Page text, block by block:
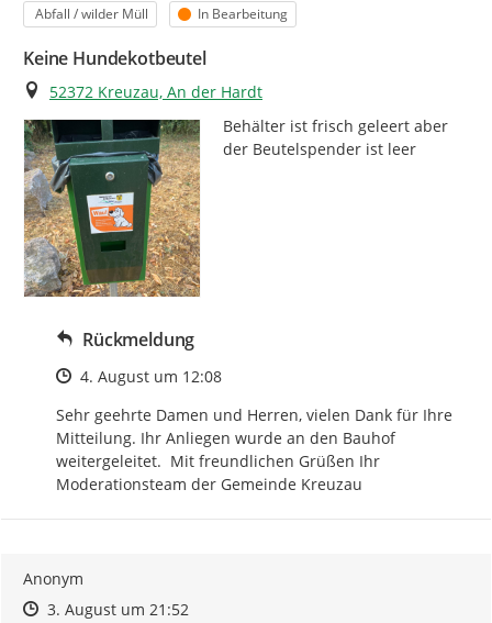
Kategorie
Abfall / wilder Müll Status
In Bearbeitung
Keine Hundekotbeutel
Ort
52372 Kreuzau, An der Hardt
Behälter ist frisch geleert aber
der Beutelspender ist leer
Rückmeldung
Zeitpunkt des Erstellens
4. August um 12:08
Sehr geehrte Damen und Herren, vielen Dank für Ihre
Mitteilung. Ihr Anliegen wurde an den Bauhof
weitergeleitet.  Mit freundlichen Grüßen Ihr
Moderationsteam der Gemeinde Kreuzau
Anonym
Zeitpunkt des Erstellens
Zeitpunkt des Erstellens
3. August um 21:52Zur Äußerung